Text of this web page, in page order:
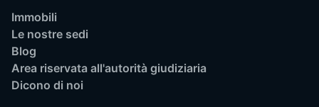
Immobili
Le nostre sedi
Blog
Area riservata all'autorità giudiziaria
Dicono di noi